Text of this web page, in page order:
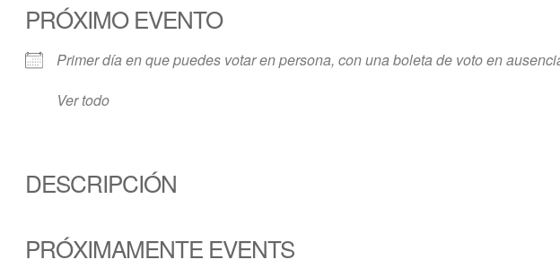
PRÓXIMO EVENTO
Primer día en que puedes votar en persona, con una boleta de voto en
Ver todo
DESCRIPCIÓN
PRÓXIMAMENTE EVENTS